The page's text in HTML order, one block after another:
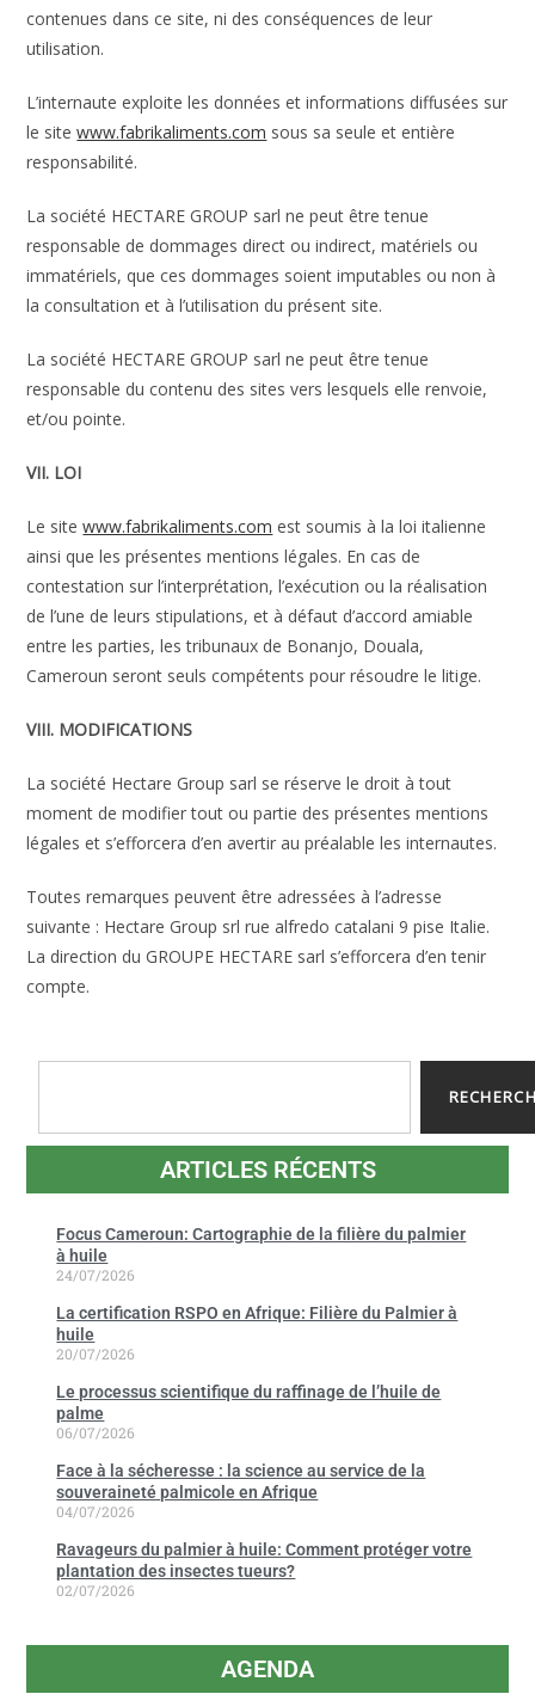
contenues dans ce site, ni des conséquences de leur
utilisation.
L’internaute exploite les données et informations diffusées sur
le sitewww.fabrikaliments.com sous sa seule et entière
responsabilité.
La société HECTARE GROUP sarl ne peut être tenue
responsable de dommages direct ou indirect, matériels ou
immatériels, que ces dommages soient imputables ou non à
la consultation et à l’utilisation du présent site.
La société HECTARE GROUP sarl ne peut être tenue
responsable du contenu des sites vers lesquels elle renvoie,
et/ou pointe.
VII. LOI
Le sitewww.fabrikaliments.com est soumis à la loi italienne
ainsi que les présentes mentions légales. En cas de
contestation sur l’interprétation, l’exécution ou la réalisation
de l’une de leurs stipulations, et à défaut d’accord amiable
entre les parties, les tribunaux de Bonanjo, Douala,
Cameroun seront seuls compétents pour résoudre le litige.
VIII. MODIFICATIONS
La société Hectare Group sarl se réserve le droit à tout
moment de modifier tout ou partie des présentes mentions
légales et s’efforcera d’en avertir au préalable les internautes.
Toutes remarques peuvent être adressées à l’adresse
suivante : Hectare Group srl rue alfredo catalani 9 pise Italie.
La direction du GROUPE HECTARE sarl s’efforcera d’en tenir
compte.
ARTICLES RÉCENTS
Focus Cameroun: Cartographie de la filière du palmier
à huile
24/07/2026
La certification RSPO en Afrique: Filière du Palmier à
huile
20/07/2026
Le processus scientifique du raffinage de l’huile de
palme
06/07/2026
Face à la sécheresse : la science au service de la
souveraineté palmicole en Afrique
04/07/2026
Ravageurs du palmier à huile: Comment protéger votre
plantation des insectes tueurs?
02/07/2026
AGENDA